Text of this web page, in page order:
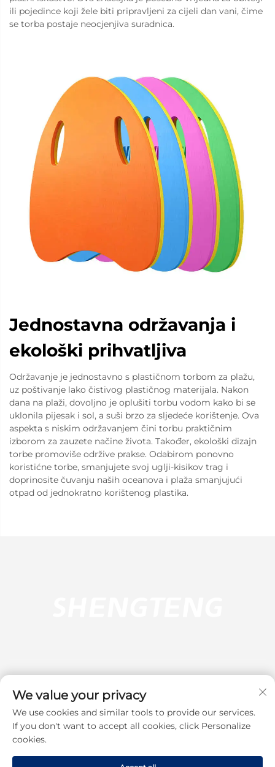
ili pojedince koji žele biti pripravljeni za cijeli dan vani, čime
se torba postaje neocjenjiva suradnica.
Jednostavna održavanja i
ekološki prihvatljiva
Održavanje je jednostavno s plastičnom torbom za plažu,
uz poštivanje lako čistivog plastičnog materijala. Nakon
dana na plaži, dovoljno je oplušiti torbu vodom kako bi se
uklonila pijesak i sol, a suši brzo za sljedeće korištenje. Ova
aspekta s niskim održavanjem čini torbu praktičnim
izborom za zauzete načine života. Također, ekološki dizajn
torbe promoviše održive prakse. Odabirom ponovno
koristićne torbe, smanjujete svoj uglji-kisikov trag i
doprinosite čuvanju naših oceanova i plaža smanjujući
otpad od jednokratno korištenog plastika.
Pretplati se
We value your privacy
We use cookies and similar tools to provide our services.
If you don't want to accept all cookies, click Personalize
cookies.